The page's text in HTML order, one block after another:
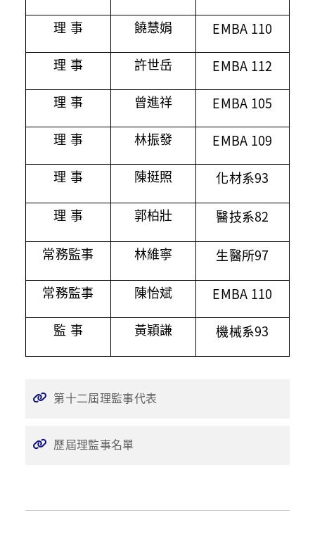
理 事 饒慧娟 EMBA 110
理 事 許世岳 EMBA 112
理 事 曾進祥 EMBA 105
理 事 林振發 EMBA 109
理 事 陳挺照 化材系93
理 事 郭柏壯 醫技系82
常務監事 林維寧 生醫所97
常務監事 陳怡斌 EMBA 110
監 事 黃穎謙 機械系93
第十二屆理監事代表
歷屆理監事名單